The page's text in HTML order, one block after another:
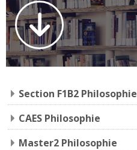
Section F1B2 Philosophie
CAES Philosophie
Master2 Philosophie